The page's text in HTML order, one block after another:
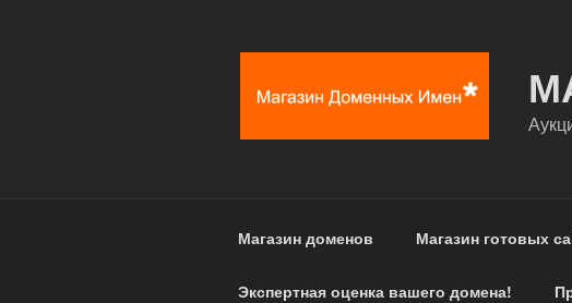
Магазин доменов Магазин готовых
Экспертная оценка вашего домена!